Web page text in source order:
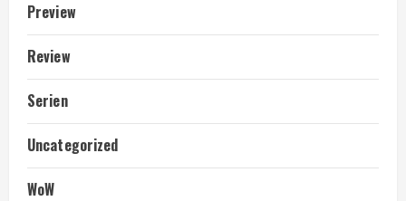
Preview
Review
Serien
Uncategorized
WoW